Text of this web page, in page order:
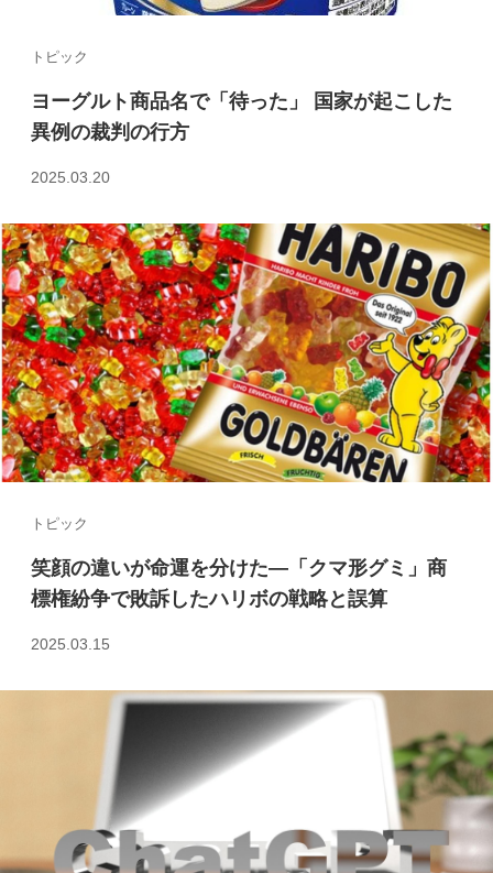
トピック
ヨーグルト商品名で「待った」 国家が起こした
異例の裁判の行方
2025.03.20
トピック
笑顔の違いが命運を分けた—「クマ形グミ」商
標権紛争で敗訴したハリボの戦略と誤算
2025.03.15